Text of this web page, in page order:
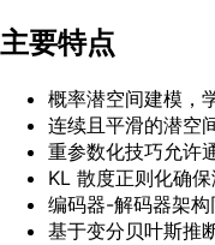
主要特点
概率潜空间建模，
连续且平滑的潜空
重参数化技巧允许
KL 散度正则化确
编码器-解码器架
基于变分贝叶斯推